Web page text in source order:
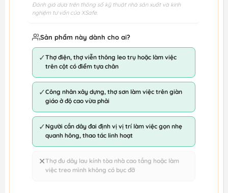
Đánh giá dựa trên thông số kỹ thuật nhà sản xuất và kinh
nghiệm tư vấn của XSafe.
Sản phẩm này dành cho ai?
✓Thợ điện, thợ viễn thông leo trụ hoặc làm việc
trên cột có điểm tựa chân
✓Công nhân xây dựng, thợ sơn làm việc trên giàn
giáo ở độ cao vừa phải
✓ Người cần dây đai định vị vị trí làm việc gọn nhẹ
quanh hông, thao tác linh hoạt
✕Thợ đu dây lau kính tòa nhà cao tầng hoặc làm
việc treo mình không có bục đỡ